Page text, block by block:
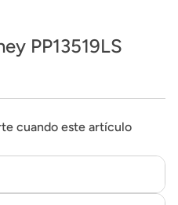
PP13519LS
cuando este artículo